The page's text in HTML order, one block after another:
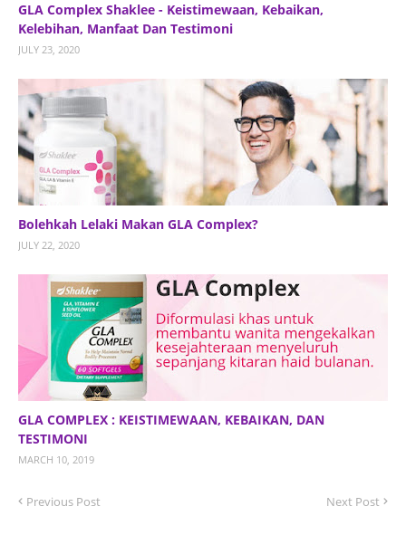
GLA Complex Shaklee - Keistimewaan, Kebaikan,
Kelebihan, Manfaat Dan Testimoni
JULY 23, 2020
Bolehkah Lelaki Makan GLA Complex?
JULY 22, 2020
GLA COMPLEX : KEISTIMEWAAN, KEBAIKAN, DAN
TESTIMONI
MARCH 10, 2019
Previous Post Next Post